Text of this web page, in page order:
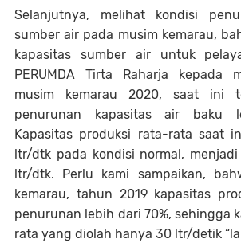
Selanjutnya, melihat kondisi
sumber air pada musim kemarau,
kapasitas sumber air untuk
PERUMDA Tirta Raharja kepada
musim kemarau 2020, saat ini
penurunan kapasitas air baku
Kapasitas produksi rata-rata saat
ltr/dtk pada kondisi normal,
ltr/dtk. Perlu kami sampaikan,
kemarau, tahun 2019 kapasitas
penurunan lebih dari 70%, sehingga
rata yang diolah hanya 30 ltr/detik